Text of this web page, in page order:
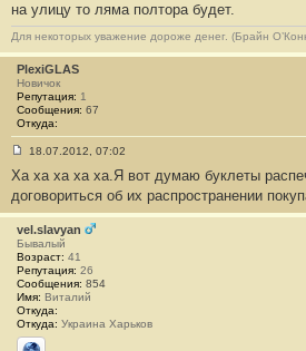
#
1
4
на улицу то ляма полтора будет.
Для некоторых уважение дороже денег. (Брайн
PlexiGLAS
Новичок
Репутация: 1
Сообщения: 67
Откуда:
о
б
щ
е
н
и
е
#
1
5
18.07.2012, 07:02
Ха ха ха ха ха.Я вот думаю буклеты
договориться об их распространении
vel.slavyan
Бывалый
Возраст: 41
Репутация: 26
Сообщения: 854
Имя: Виталий
Откуда:
Откуда: Украина Харьков